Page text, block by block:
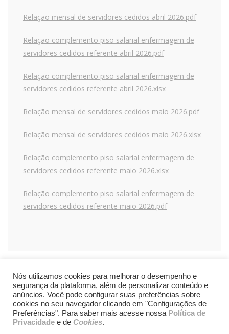
Relação mensal de servidores cedidos abril 2026.pdf
Relação complemento piso salarial enfermagem de
servidores cedidos referente abril 2026.pdf
Relação complemento piso salarial enfermagem de
servidores cedidos referente abril 2026.xlsx
Relação mensal de servidores cedidos maio 2026.pdf
Relação mensal de servidores cedidos maio 2026.xlsx
Relação complemento piso salarial enfermagem de
servidores cedidos referente maio 2026.xlsx
Relação complemento piso salarial enfermagem de
servidores cedidos referente maio 2026.pdf
Nós utilizamos cookies para melhorar o desempenho e
segurança da plataforma, além de personalizar conteúdo e
anúncios. Você pode configurar suas preferências sobre
cookies no seu navegador clicando em "Configurações de
Preferências". Para saber mais acesse nossa Política de
Privacidade e de Cookies.